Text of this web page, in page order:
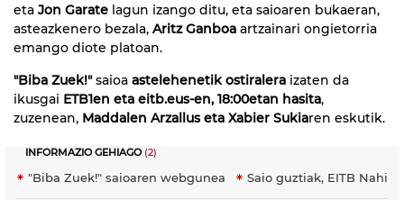
eta Jon Garate lagun izango ditu, eta saioaren bukaeran,
asteazkenero bezala, Aritz Ganboa artzainari ongietorria
emango diote platoan.
"Biba Zuek!"saioa astelehenetik ostiralera izaten da
ikusgai ETB1en eta eitb.eus-en, 18:00etan hasita,
zuzenean, Maddalen Arzallus eta Xabier Sukiaren eskutik.
INFORMAZIO GEHIAGO(2)
"Biba Zuek!" saioaren webgunea Saio guztiak, EITB